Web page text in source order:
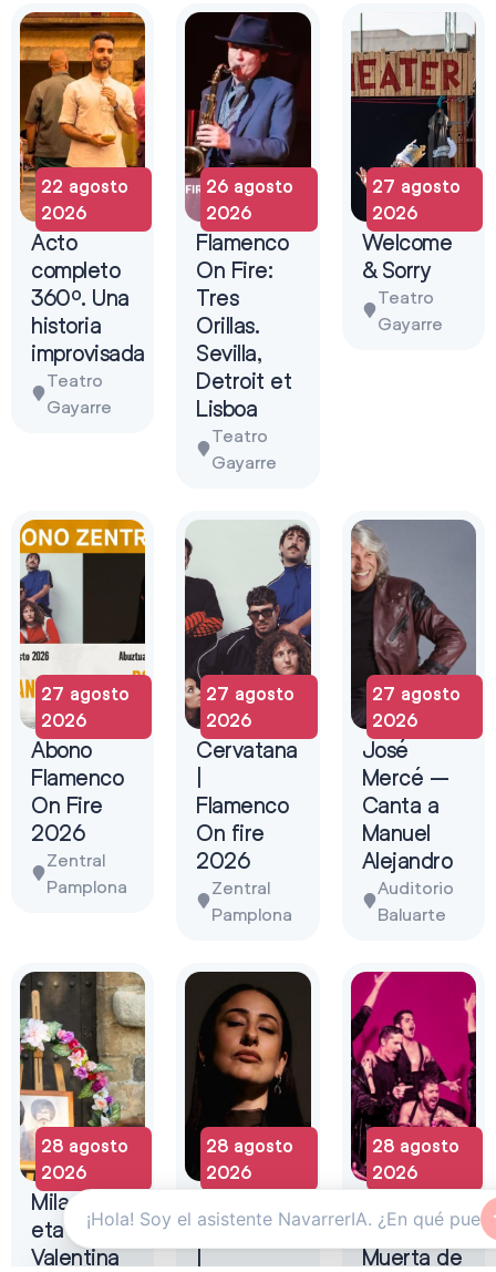
22 agosto
2026
Acto
completo
360º. Una
historia
improvisada
Teatro
Gayarre
26 agosto
2026
Flamenco
On Fire:
Tres
Orillas.
Sevilla,
Detroit et
Lisboa
Teatro
Gayarre
27 agosto
2026
Welcome
& Sorry
Teatro
Gayarre
27 agosto
2026
Abono
Flamenco
On Fire
2026
Zentral
Pamplona
27 agosto
2026
Cervatana
Flamenco
On fire
2026
Zentral
Pamplona
27 agosto
2026
José
Mercé –
Canta a
Manuel
Alejandro
Auditorio
Baluarte
28 agosto
2026
Milagros
eta
Valentina
28 agosto
2026
Tremendita
|
28 agosto
2026
Liñán –
Muerta de